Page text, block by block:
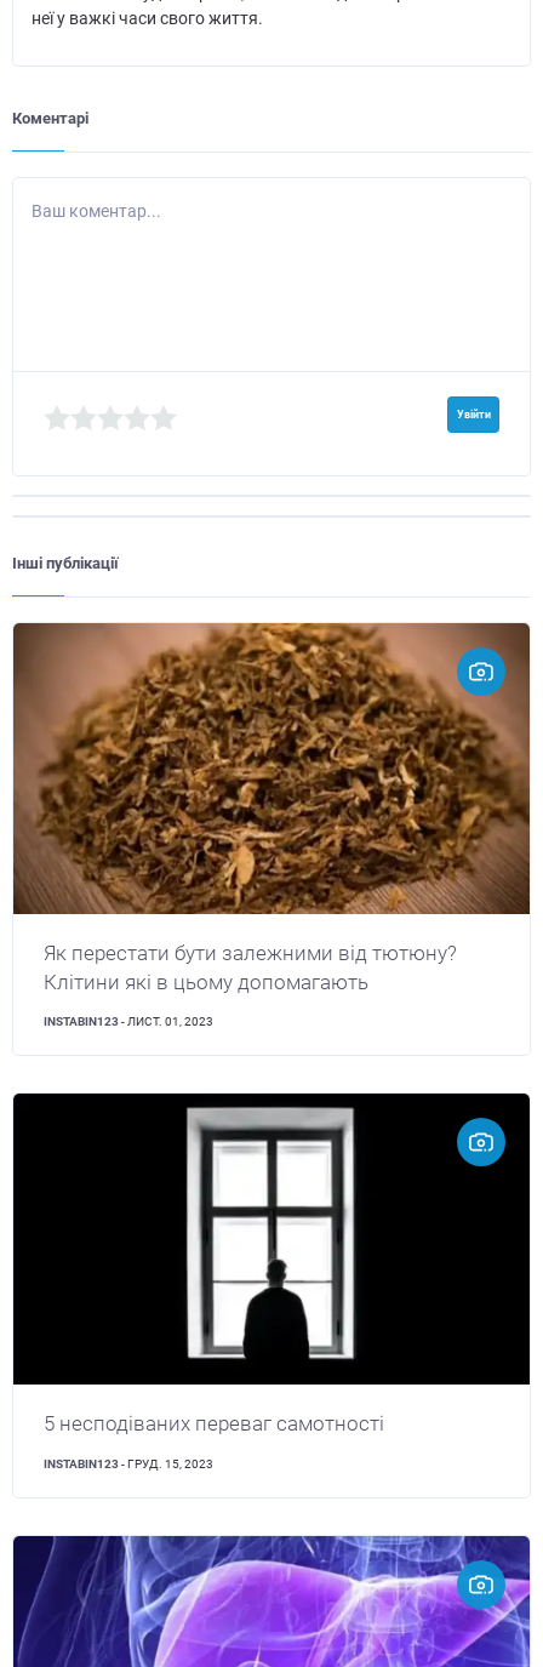
неї у важкі часи свого життя.
Коментарі
Ваш коментар...
Увійти
Інші публікації
Як перестати бути залежними від тютюну?
Клітини які в цьому допомагають
INSTABIN123 - ЛИСТ. 01, 2023
5 несподіваних переваг самотності
INSTABIN123 - ГРУД. 15, 2023